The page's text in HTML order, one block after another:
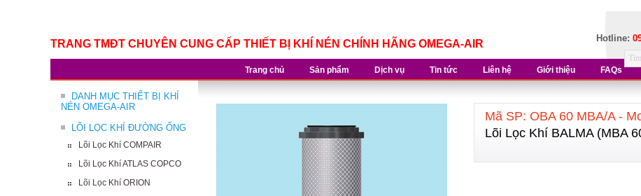
Hotline:
TRANG TMĐT CHUYÊN CUNG CẤP THIẾT BỊ KHÍ NÉN CHÍNH HÃNG OMEGA-AIR
Trang chủ Sản phẩm Dịch vụ Tin tức Liên hệ Giới thiệu FAQs
DANH MỤC THIẾT BỊ KHÍ
NÉN OMEGA-AIR
LÕI LỌC KHÍ ĐƯỜNG ỐNG
Lõi Lọc Khí COMPAIR
Lõi Lọc Khí ATLAS COPCO
Lõi Lọc Khí ORION
Mã SP: OBA 60 MBA/A -
Lõi Lọc Khí BALMA (MBA